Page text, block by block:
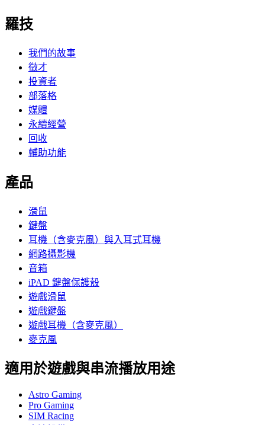
羅技
我們的故事
徵才
投資者
部落格
媒體
永續經營
回收
輔助功能
產品
滑鼠
鍵盤
耳機（含麥克風）與入耳式耳機
網路攝影機
音箱
iPAD 鍵盤保護殼
遊戲滑鼠
遊戲鍵盤
遊戲耳機（含麥克風）
麥克風
適用於遊戲與串流播放用途
Astro Gaming
Pro Gaming
SIM Racing